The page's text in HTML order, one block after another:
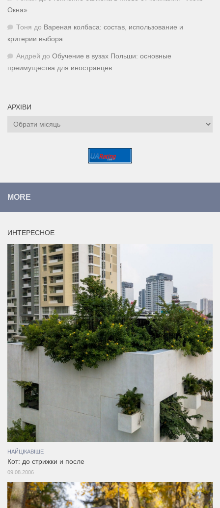
Окна»
Тоня до Вареная колбаса: состав, использование и
критерии выбора
Андрей до Обучение в вузах Польши: основные
преимущества для иностранцев
АРХІВИ
Архіви
MORE
ИНТЕРЕСНОЕ
НАЙЦІКАВІШЕ
Кот: до стрижки и после
09.08.2006